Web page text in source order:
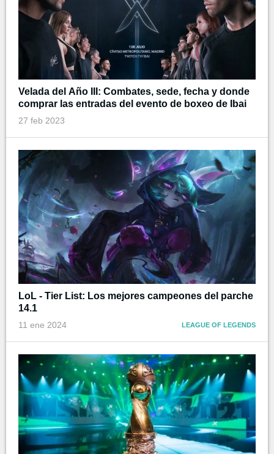
Velada del Año III: Combates, sede, fecha y donde
comprar las entradas del evento de boxeo de Ibai
27 feb 2023
LoL - Tier List: Los mejores campeones del parche
14.1
11 ene 2024 LEAGUE OF LEGENDS